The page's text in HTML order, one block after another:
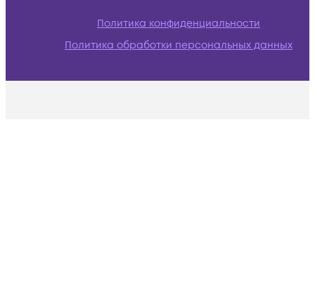
Политика конфиденциальности
Политика обработки персональных данных